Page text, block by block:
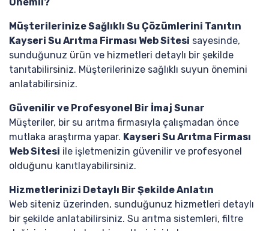
Müşterilerinize Sağlıklı Su Çözümlerini Tanıtın
Kayseri Su Arıtma Firması Web Sitesi sayesinde,
sunduğunuz ürün ve hizmetleri detaylı bir şekilde
tanıtabilirsiniz. Müşterilerinize sağlıklı suyun önemini
anlatabilirsiniz.
Güvenilir ve Profesyonel Bir İmaj Sunar
Müşteriler, bir su arıtma firmasıyla çalışmadan önce
mutlaka araştırma yapar. Kayseri Su Arıtma Firması
Web Sitesi ile işletmenizin güvenilir ve profesyonel
olduğunu kanıtlayabilirsiniz.
Hizmetlerinizi Detaylı Bir Şekilde Anlatın
Web siteniz üzerinden, sunduğunuz hizmetleri detaylı
bir şekilde anlatabilirsiniz. Su arıtma sistemleri, filtre